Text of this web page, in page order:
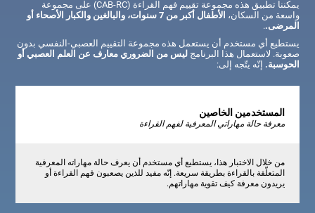
يمكننا تطبيق هذه مجموعة تقييم فهم القراءة (CAB-RC) على مجموعة
واسعة من السكان،
الأطفال أكبر من 7 سنوات، والبالغين والكبار الأصحاء أو
المرضى..
يستطيع أي مستخدم أن يستعمل هذه مجموعة التقييم العصبي-النفسي بدون
صعوبة. لاستعمال هذا البرنامجليس من الضروري معارف عن العلم العصبي أو
الحوسبة. إنّه يتّجه إلى:
المستخدمين الخاصين
معرفة حالة مهاراتي المعرفية لفهم القراءة
من خلال الاختبار هذا، يستطيع أي مستخدم أن يعرف حالة مهاراته المعرفية
المتعلّقة بالقراءة بطريقة سريعة. إنّه مفيد للذين يصعبون فهم القراءة أو
يريدون معرفة كيف تقوية مهاراتهم.